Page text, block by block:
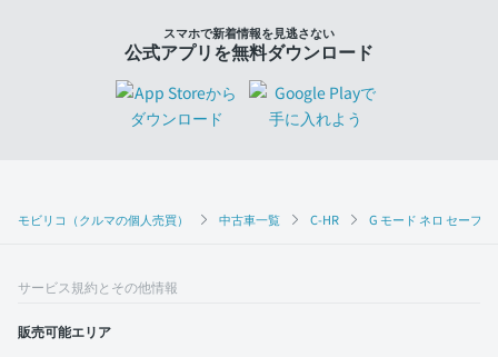
モビリコ（クルマの個人売買） 中古車一覧 C-HR G モード ネロ セーフ
スマホで新着情報を見逃さない
公式アプリを無料ダウンロード
サービス規約とその他情報
販売可能エリア